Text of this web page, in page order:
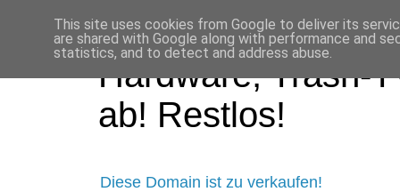
Hardware, Trash-
ab! Restlos!
Diese Domain ist zu verkaufen!
This site uses cookies from Google to deliver its
are shared with Google along with performance and
statistics, and to detect and address abuse.